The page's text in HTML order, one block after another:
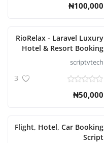
₦100,000
RioRelax - Laravel Luxury
Hotel & Resort Booking
Script
scriptvtech
₦50,000
Flight, Hotel, Car Booking
Script